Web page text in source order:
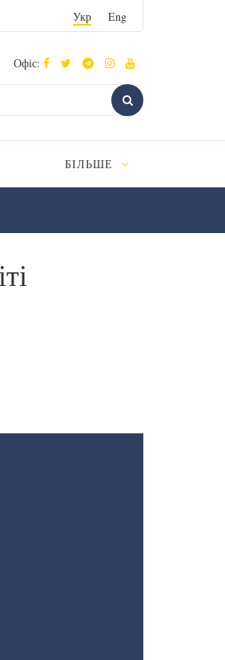
Укр Eng
Офіс:
БІЛЬШЕ